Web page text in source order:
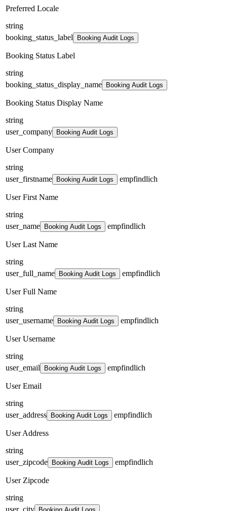
Preferred Locale
string
booking_status_label
Booking Audit Logs
Booking Status Label
string
booking_status_display_name
Booking Audit Logs
Booking Status Display Name
string
user_company
Booking Audit Logs
User Company
string
user_firstname
Booking Audit Logs empfindlich
User First Name
string
user_name
Booking Audit Logs empfindlich
User Last Name
string
user_full_name
Booking Audit Logs empfindlich
User Full Name
string
user_username
Booking Audit Logs empfindlich
User Username
string
user_email
Booking Audit Logs empfindlich
User Email
string
user_address
Booking Audit Logs empfindlich
User Address
string
user_zipcode
Booking Audit Logs empfindlich
User Zipcode
string
user_city